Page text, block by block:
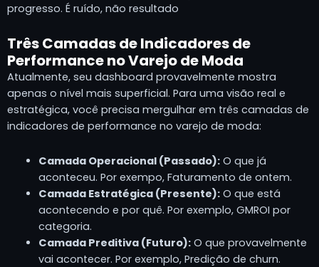
progresso. É ruído, não resultado
Três Camadas de Indicadores de
Performance no Varejo de Moda
Atualmente, seu dashboard provavelmente mostra
apenas o nível mais superficial. Para uma visão real e
estratégica, você precisa mergulhar em três camadas de
indicadores de performance no varejo de moda:
Camada Operacional (Passado):O que já
aconteceu. Por exempo, Faturamento de ontem.
Camada Estratégica (Presente):O que está
acontecendo e por quê. Por exemplo, GMROI por
categoria.
Camada Preditiva (Futuro):O que provavelmente
vai acontecer. Por exemplo, Predição de churn.